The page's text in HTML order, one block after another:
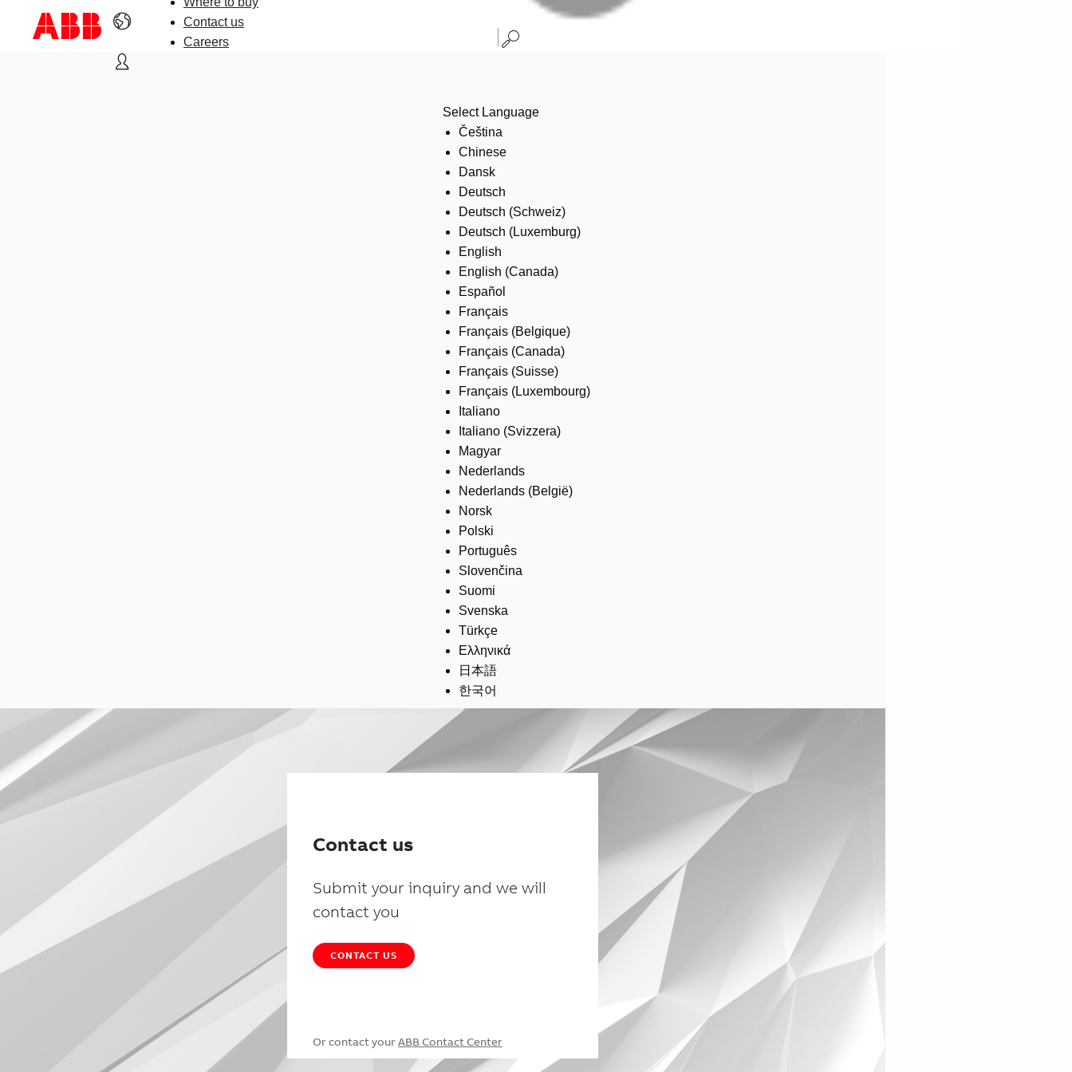
Contact us
Careers
Select Language
Čeština
Chinese
Dansk
Deutsch
Deutsch (Schweiz)
Deutsch (Luxemburg)
English
English (Canada)
Español
Français
Français (Belgique)
Français (Canada)
Français (Suisse)
Français (Luxembourg)
Italiano
Italiano (Svizzera)
Magyar
Nederlands
Nederlands (België)
Norsk
Polski
Português
Slovenčina
Suomi
Svenska
Türkçe
Ελληνικά
日本語
한국어
Contact us
Submit your inquiry and we will
contact you
CONTACT US
Or contact your ABB Contact Center